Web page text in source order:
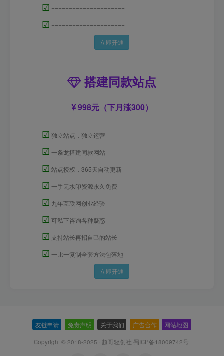
☑ =====================
☑ =====================
立即开通
搭建同款站点
998元（下月涨300）
☑ 独立站点，独立运营
☑ 一条龙搭建同款网站
☑ 站点授权，365天自动更新
☑ 一手无水印资源永久免费
☑ 九年互联网创业经验
☑ 可私下咨询各种疑惑
☑ 支持站长再招自己的站长
☑ 一比一复制全套方法包落地
立即开通
友链申请 免责声明 关于我们 广告合作 网站地图
Copyright © 2018-2025 · 超哥轻创社 蜀ICP备18009742号